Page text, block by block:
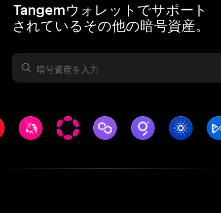
Tangemウォレットでサポート
されているその他の暗号資産。
暗号資産